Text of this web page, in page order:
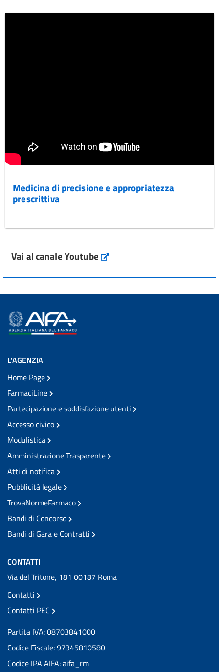
Medicina di precisione e appropriatezza
prescrittiva
Vai al canale Youtube
L'AGENZIA
Home Page
FarmaciLine
Partecipazione e soddisfazione utenti
Accesso civico
Modulistica
Amministrazione Trasparente
Atti di notifica
Pubblicità legale
TrovaNormeFarmaco
Bandi di Concorso
Bandi di Gara e Contratti
CONTATTI
Via del Tritone, 181 00187 Roma
Contatti
Contatti PEC
Partita IVA: 08703841000
Codice Fiscale: 97345810580
Codice IPA AIFA: aifa_rm